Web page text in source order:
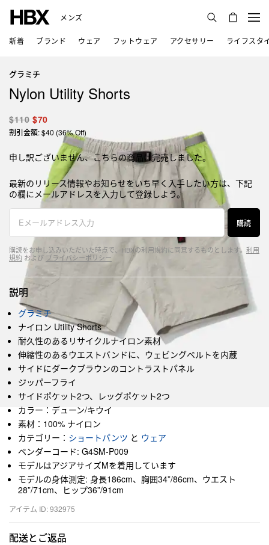
メンズ
新着 ブランド ウェア フットウェア アクセサリー ライフスタ
グラミチ
Nylon Utility Shorts
$110 $70
割引金額: $40 (36% Off)
申し訳ございません、こちらの商品は完売しました。
最新のリリース情報やお知らせをいち早く入手したい方は、下記
の欄にメールアドレスを入力して登録しよう。
購読
購読をお申し込みいただいた時点で、HBXの利用規約に同意するものとします。 利用
規約 および プライバシーポリシー
説明
グラミチ
ナイロン Utility Shorts
耐久性のあるリサイクルナイロン素材
伸縮性のあるウエストバンドに、ウェビングベルトを内蔵
サイドにダークブラウンのコントラストパネル
ジッパーフライ
サイドポケット2つ、レッグポケット2つ
カラー：デューン/キウイ
素材：100% ナイロン
カテゴリー： ショートパンツ と ウェア
ベンダーコード: G4SM-P009
モデルはアジアサイズMを着用しています
モデルの身体測定: 身長186cm、胸囲34”/86cm、ウエスト
28”/71cm、ヒップ36”/91cm
アイテム ID: 932975
配送とご返品